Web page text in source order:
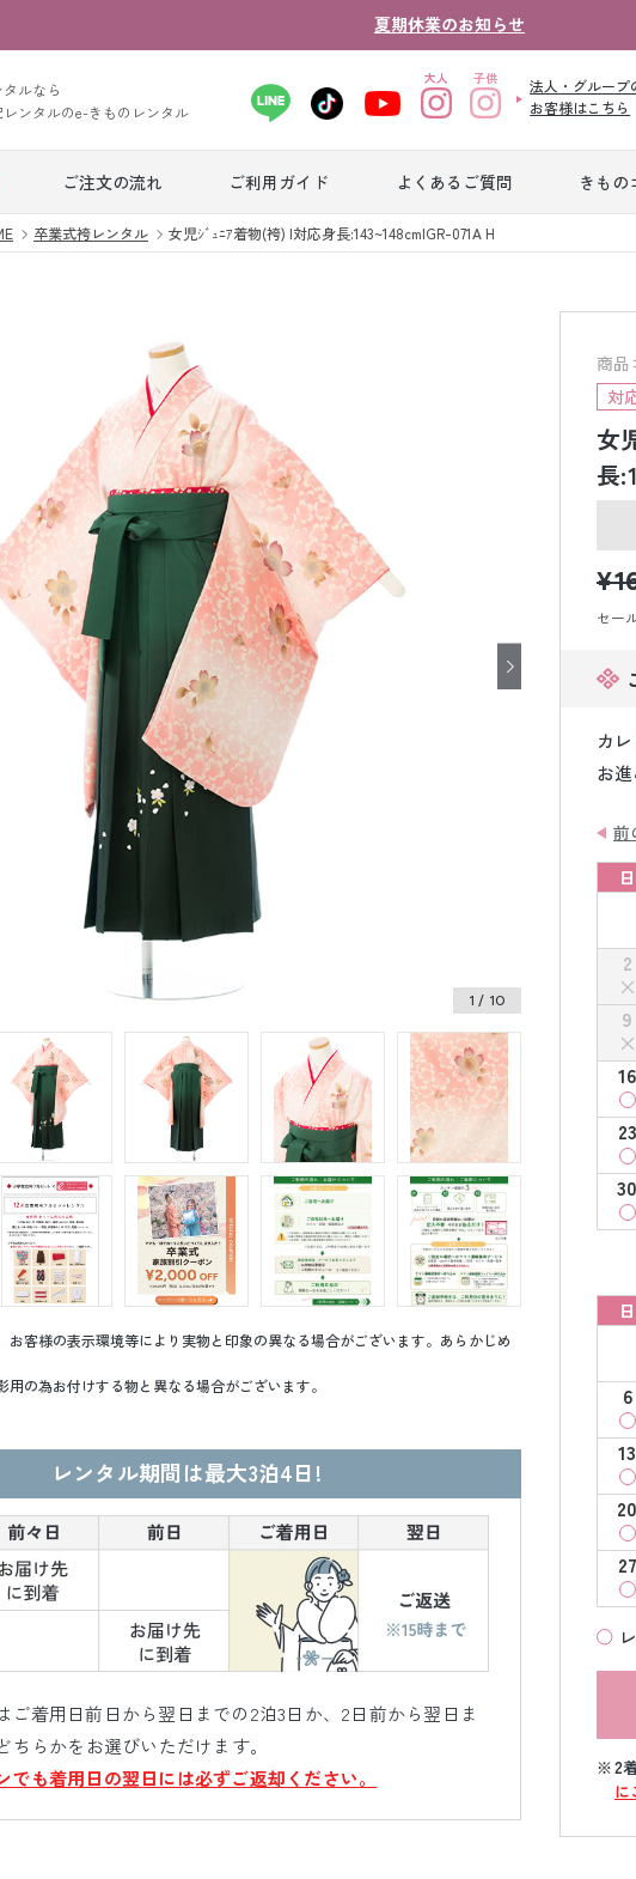
夏期休業のお知らせ
ルなら
ンタルのe-きものレンタル
法人・グループ
お客様はこちら
ご注文の流れ ご利用ガイド よくあるご質問 きもの
ル 振袖レンタル
卒業式袴レンタ
ル
ンタル
男性礼装レンタ
ル
タ
小物販売品
卒業式袴レンタル 女児ｼﾞｭﾆｱ着物(袴) |対応身長:143~148cm|GR-071A H
商品
対
女
長
セー
カ
お進
前
日
2
9
16
23
30
日
6
13
20
27
2
に
1 / 10
お客様の表示環境等により実物と印象の異なる場合がございます。あらかじめ
用の為お付けする物と異なる場合がございます。
レンタル期間は最大3泊4日!
ご着用日前日から翌日までの2泊3日か、2日前から翌日ま
ちらかをお選びいただけます。
でも着用日の翌日には必ずご返却ください。